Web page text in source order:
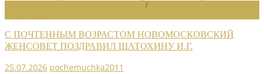
/
С ПОЧТЕННЫМ ВОЗРАСТОМ НОВОМОСКОВСКИЙ
ЖЕНСОВЕТ ПОЗДРАВИЛ ШАТОХИНУ И.Г.
25.07.2026 pochemuchka2011